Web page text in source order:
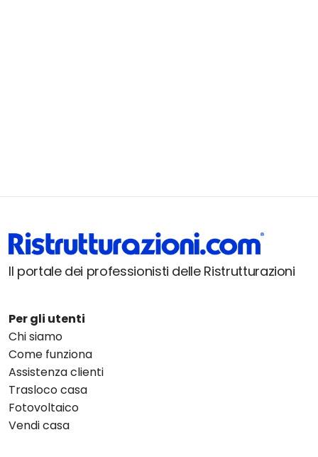
Il portale dei professionisti delle Ristrutturazioni
Per gli utenti
Chi siamo
Come funziona
Assistenza clienti
Trasloco casa
Fotovoltaico
Vendi casa